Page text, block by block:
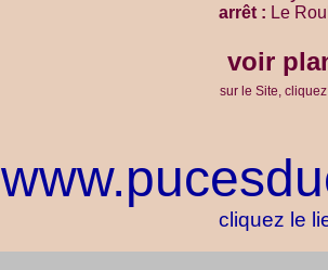
arrêt : Le
voir
sur le Site,
cliquez le